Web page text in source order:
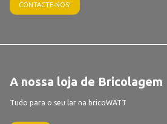
CONTACTE-NOS!
A nossa loja de Bricolagem
Tudo para o seu lar na bricoWATT